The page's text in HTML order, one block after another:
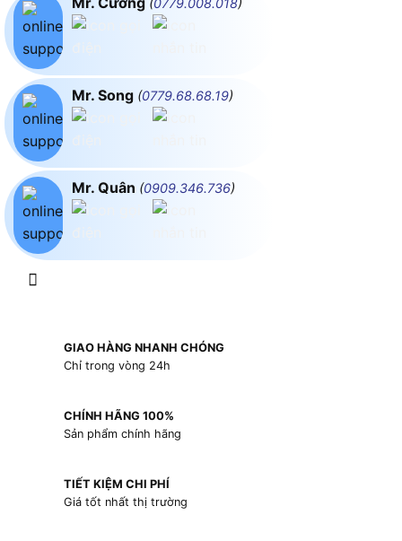
(0779.008.018)
Mr. Song (0779.68.68.19)
Mr. Quân (0909.346.736)
GIAO HÀNG NHANH CHÓNG
Chỉ trong vòng 24h
CHÍNH HÃNG 100%
Sản phẩm chính hãng
TIẾT KIỆM CHI PHÍ
Giá tốt nhất thị trường